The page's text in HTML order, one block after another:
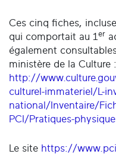
Ces cinq fiches,
qui comportait au 1er
également
ministère de la Culture :
http://
culturel-immateriel/L-
national/Inventaire/
PCI/Pratiques-
Le site https://